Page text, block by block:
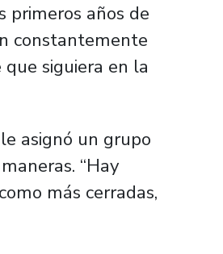
años de
constantemente
siguiera en la
asignó un grupo
“Hay
más cerradas,